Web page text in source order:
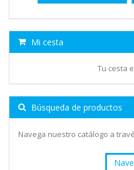
Mi cesta
Tu cesta
Búsqueda de productos
Navega nuestro catálogo a